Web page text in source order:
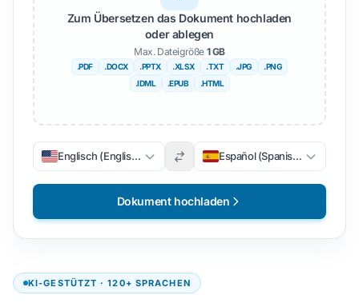
KI-GESTÜTZT · 120+ SPRACHEN
Zum Übersetzen das Dokument hochladen
oder ablegen
Max. Dateigröße 1 GB
.PDF .DOCX .PPTX .XLSX .TXT .JPG
.PNG
.IDML
.EPUB .HTML
Englisch (Englisch) Español (Spanisch)
Dokument hochladen